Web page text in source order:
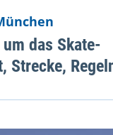
das Skate-
Strecke,